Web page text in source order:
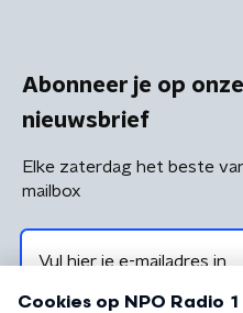
Abonneer je op
nieuwsbrief
Elke zaterdag het beste
mailbox